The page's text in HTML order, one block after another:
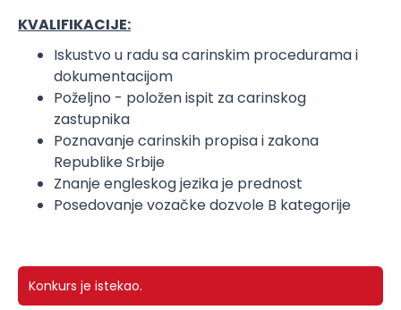
KVALIFIKACIJE:
Iskustvo u radu sa carinskim procedurama i
dokumentacijom
Poželjno - položen ispit za carinskog
zastupnika
Poznavanje carinskih propisa i zakona
Republike Srbije
Znanje engleskog jezika je prednost
Posedovanje vozačke dozvole B kategorije
Konkurs je istekao.